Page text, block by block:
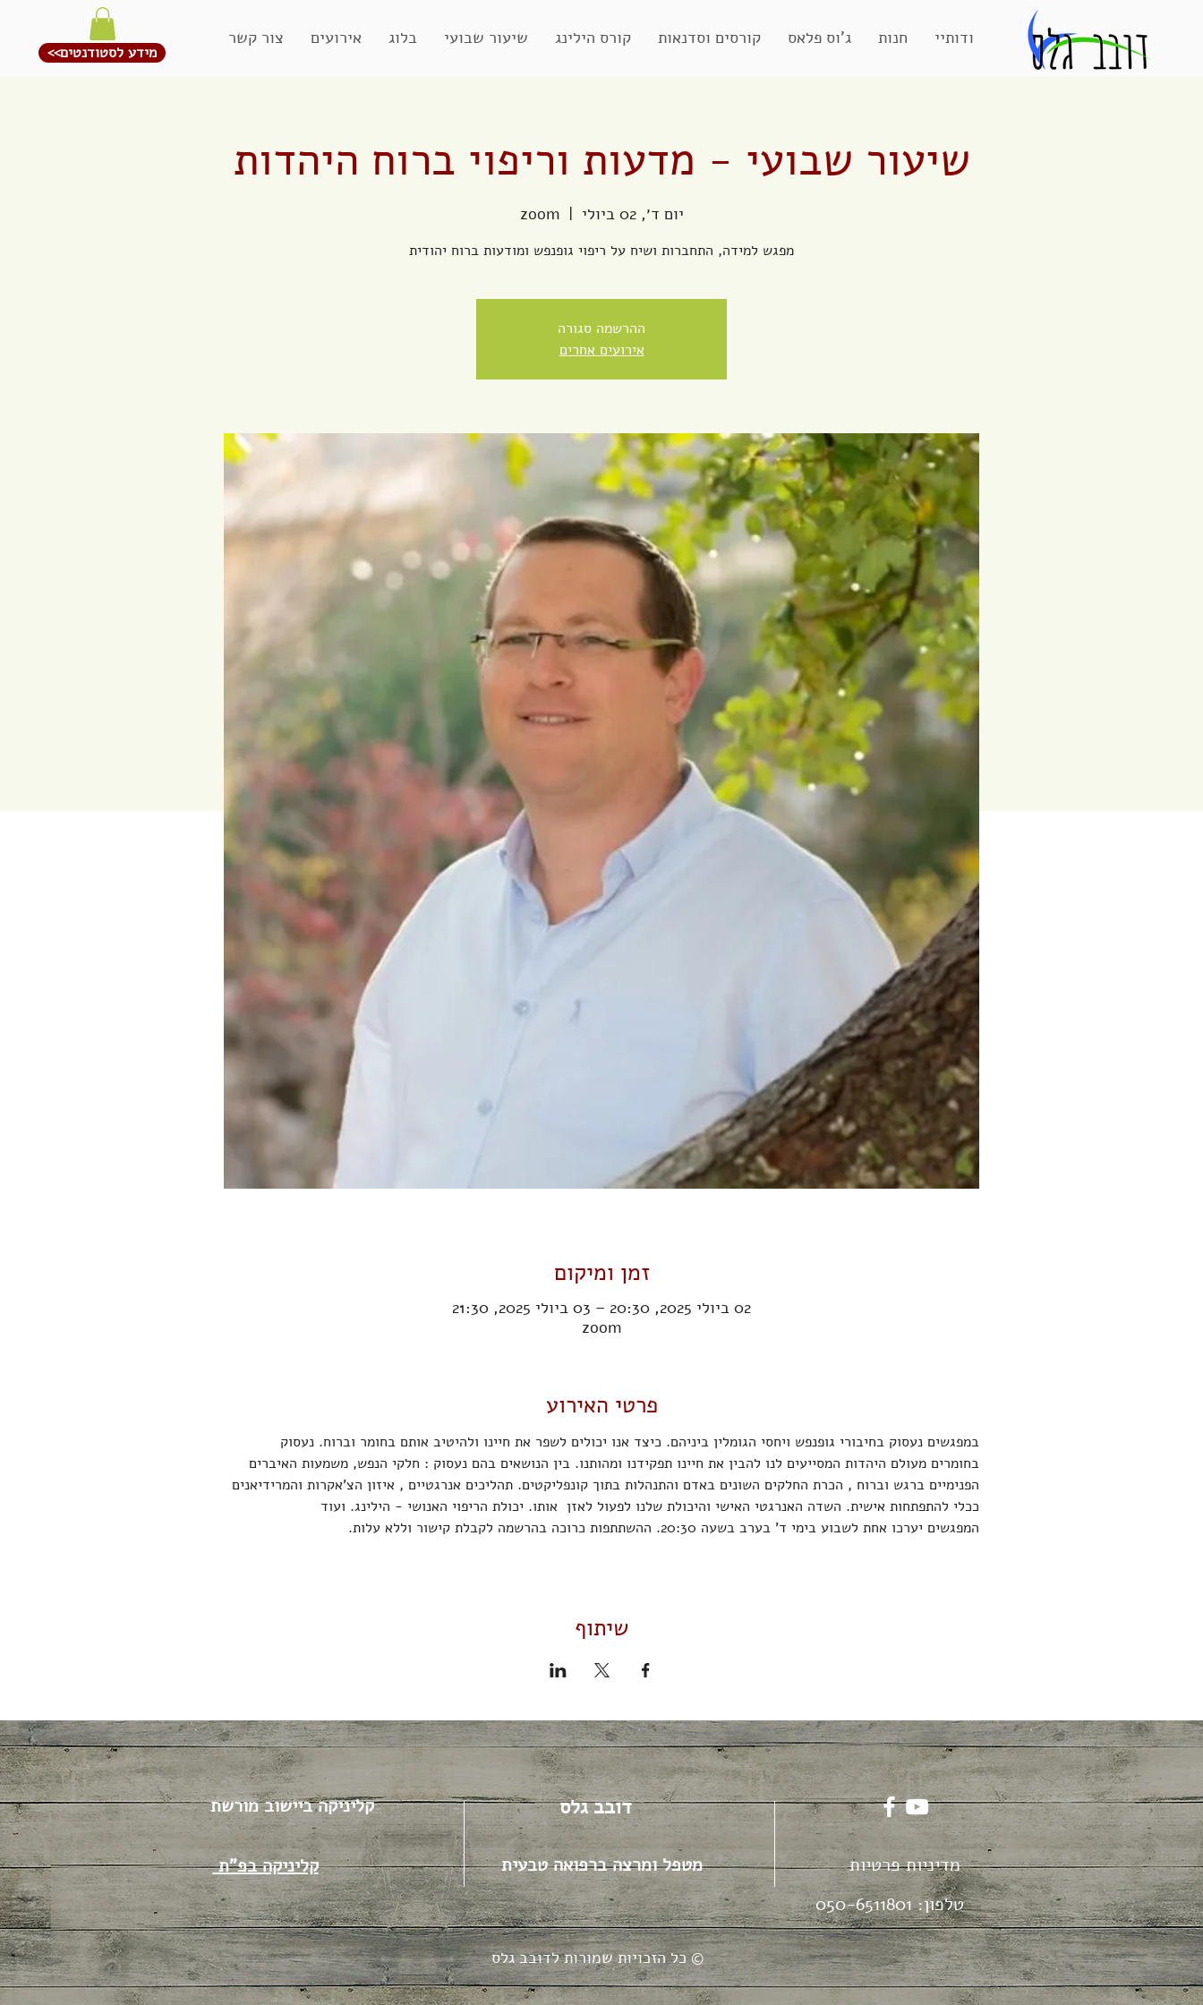
<<מידע לסטודנטים
אודותיי חנות ג'וס פלאס קורסים וסדנאות קורס הילינג שיעור שבועי בלוג אירועים צור קשר
שיעור שבועי - מדעות וריפוי ברוח היהדות
יום ד׳, 02 ביולי
  |
zoom
מפגש למידה, התחברות ושיח על ריפוי גופנפש ומודעות ברוח יהודית
ההרשמה סגורה
אירועים אחרים
זמן ומיקום
02 ביולי 2025, 20:30 – 03 ביולי 2025, 21:30
zoom
פרטי האירוע
במפגשים נעסוק בחיבורי גופנפש ויחסי הגומלין ביניהם. כיצד אנו יכולים לשפר את חיינו ולהיטיב אותם בחומר וברוח. נעסוק
בחומרים מעולם היהדות המסייעים לנו להבין את חיינו תפקידנו ומהותנו. בין הנושאים בהם נעסוק : חלקי הנפש, משמעות האיברים
הפנימיים ברגש וברוח , הכרת החלקים השונים באדם והתנהלות בתוך קונפליקטים. תהליכים אנרגטיים , איזון הצ'אקרות והמרידיאנים
ככלי להתפתחות אישית. השדה האנרגטי האישי והיכולת שלנו לפעול לאזן  אותו. יכולת הריפוי האנושי - הילינג. ועוד
המפגשים יערכו אחת לשבוע בימי ד' בערב בשעה 20:30. ההשתתפות כרוכה בהרשמה לקבלת קישור וללא עלות.
שיתוף
קליניקה ביישוב מורשת
קליניקה בפ"ת
דובב גלס
מטפל ומרצה ברפואה טבעית
מדיניות פרטיות
טלפון:050-6511801
כל הזכויות שמורות לדובב גלס ©